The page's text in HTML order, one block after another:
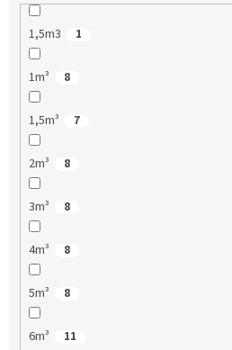
1,5m3 1
1m³ 8
1,5m³ 7
2m³ 8
3m³ 8
4m³ 8
5m³ 8
6m³ 11